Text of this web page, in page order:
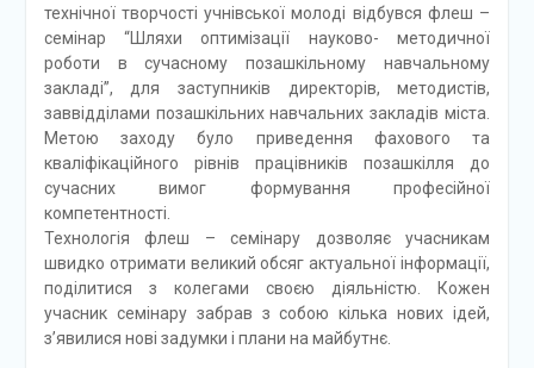
технічної творчості учнівської молоді відбувся флеш –
семінар “Шляхи оптимізації науково- методичної
роботи в сучасному позашкільному навчальному
закладі”, для заступників директорів, методистів,
заввідділами позашкільних навчальних закладів міста.
Метою заходу було приведення фахового та
кваліфікаційного рівнів працівників позашкілля до
сучасних вимог формування професійної
компетентності.
Технологія флеш – семінару дозволяє учасникам
швидко отримати великий обсяг актуальної інформації,
поділитися з колегами своєю діяльністю. Кожен
учасник семінару забрав з собою кілька нових ідей,
з’явилися нові задумки і плани на майбутнє.